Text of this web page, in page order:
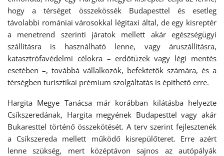
hogy a térséget összekössék Budapesttel és esetleg
távolabbi romániai városokkal légitaxi által, de egy kisreptér
a menetrend szerinti járatok mellett akár egészségügyi
szállításra is használható lenne, vagy áruszállításra,
katasztrófavédelmi célokra – erdőtüzek vagy légi mentés
esetében –, továbbá vállalkozók, befektetők számára, és a
térségben turisztikai prémium szolgáltatás is építhető erre.
Hargita Megye Tanácsa már korábban kilátásba helyezte
Csíkszeredának, Hargita megyének Budapesttel vagy akár
Bukaresttel történő összekötését. A terv szerint fejlesztenék
a Csíkszereda mellett működő kisrepülőteret. Erre azért
lenne szükség, mert középtávon sajnos az autópályák